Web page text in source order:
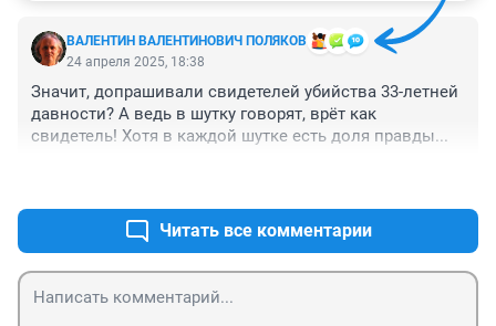
ВАЛЕНТИН ВАЛЕНТИНОВИЧ ПОЛЯКОВ
24 апреля 2025, 18:38
Значит, допрашивали свидетелей убийства 33-летней
давности? А ведь в шутку говорят, врёт как
свидетель! Хотя в каждой шутке есть доля правды...
Читать все комментарии